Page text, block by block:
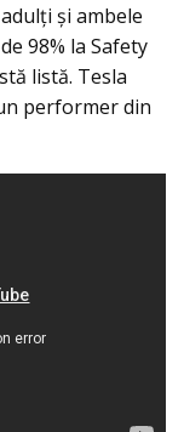
și ambele
98% la Safety
listă. Tesla
performer din